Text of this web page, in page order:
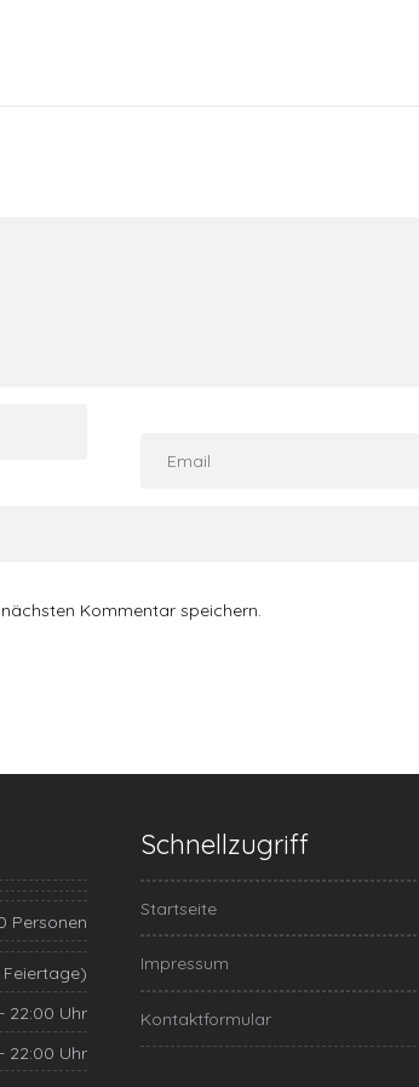
Kommentar speichern.
Personen
22:00 Uhr
22:00 Uhr
Schnellzugriff
Startseite
Impressum
Kontaktformular